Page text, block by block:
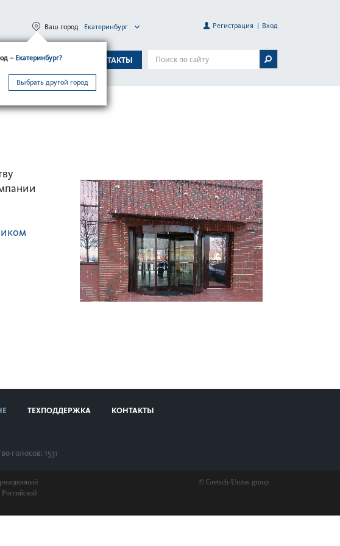
ТЕХПОДДЕРЖКА КОНТАКТЫ
– Екатеринбург?
Выбрать другой город
Ваш город Екатеринбург Регистрация Вход
ТЕХПОДДЕРЖКА КОНТАКТЫ
голосов: 1531
© Gretsch-Unitas group